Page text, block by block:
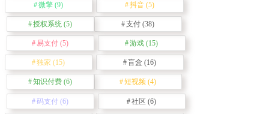
微擎 (9) 抖音 (5)
授权系统 (5) 支付 (38)
易支付 (5) 游戏 (15)
独家 (15) 盲盒 (16)
知识付费 (6) 短视频 (4)
码支付 (6) 社区 (6)